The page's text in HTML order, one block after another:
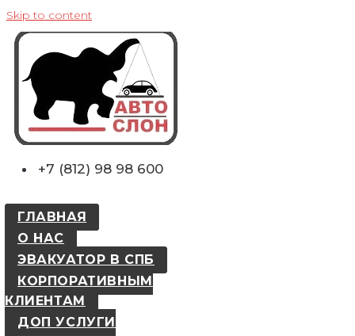
Skip to content
+7 (812) 98 98 600
ГЛАВНАЯ
О НАС
ЭВАКУАТОР В СПБ
КОРПОРАТИВНЫМ
КЛИЕНТАМ
ДОП УСЛУГИ